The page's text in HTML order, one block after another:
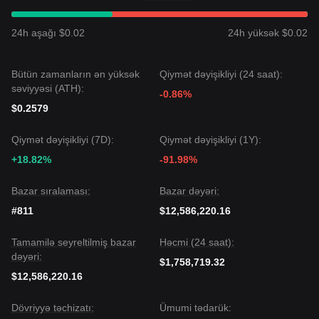
(Real Dünya Aktivləri) tokenləşdirmə protokoluna bazar
inamını artırır.
ilə fəxr edir və BlackRock və Hamilton Lane kimi institusional
nəhənglərin fondlarını dəstəkləyir.
komanda ilə investorlar üçün xüsusi vestinq cədvəlləri ilə
yaxından izləyir.
Ticarət Siqnalları
analitiklər aşağıdakı istinad ticarət strategiyalarını təqdim
Potensial Alış Zonası
yaxınlaşır və sıçrayış əlamətləri göstərirsə, bu qısa müddətli
alış fürsəti ola bilər.
səviyyəsini əhəmiyyətli ticarət
həcmi artımı ilə uğurla keçərsə, bu yeni yüksəliş trendinin
Risk Ssenarisi
24h aşağı $0.02 24h yüksək $0.02
Bütün zamanların ən yüksək
səviyyəsi (ATH):
$0.2579
Qiymət dəyişikliyi (24 saat):
-0.86%
Qiymət dəyişikliyi (7D):
+18.82%
Qiymət dəyişikliyi (1Y):
-91.98%
Bazar sıralaması:
#811
Bazar dəyəri:
$12,586,220.16
Tamamilə seyreltilmiş bazar
dəyəri:
$12,586,220.16
Həcmi (24 saat):
$1,758,719.32
Dövriyyə təchizatı:
Ümumi tədarük: